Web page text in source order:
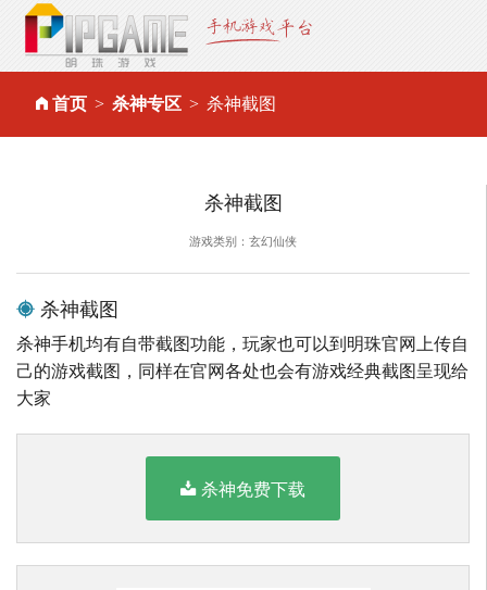
首页 杀神专区 杀神截图
杀神截图
游戏类别：玄幻仙侠
杀神截图
杀神手机均有自带截图功能，玩家也可以到明珠官网上传自
己的游戏截图，同样在官网各处也会有游戏经典截图呈现给
大家
杀神免费下载